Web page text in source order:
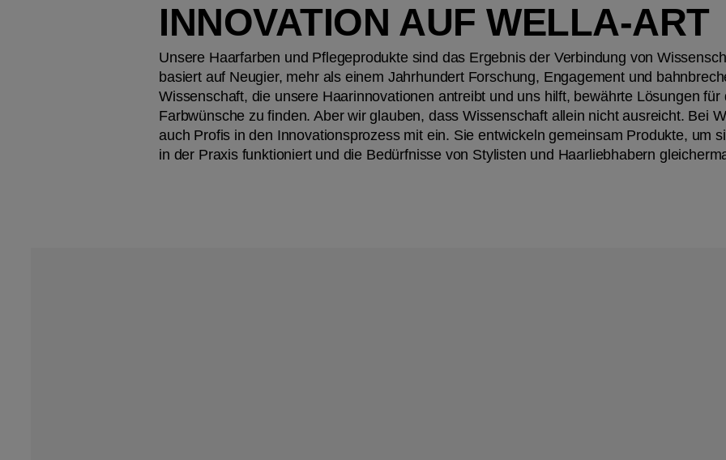
INNOVATION AUF WELLA-ART
Unsere Haarfarben und Pflegeprodukte sind das Ergebnis der Verbindung von
basiert auf Neugier, mehr als einem Jahrhundert Forschung, Engagement und
Wissenschaft, die unsere Haarinnovationen antreibt und uns hilft, bewährte Lösungen
Farbwünsche zu finden. Aber wir glauben, dass Wissenschaft allein nicht ausreicht. Bei
auch Profis in den Innovationsprozess mit ein. Sie entwickeln gemeinsam Produkte, um
in der Praxis funktioniert und die Bedürfnisse von Stylisten und Haarliebhabern